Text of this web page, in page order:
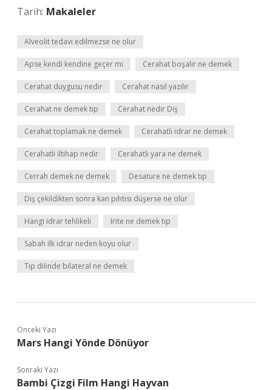
Tarih: Makaleler
Alveolit tedavi edilmezse ne olur
Apse kendi kendine geçer mi Cerahat boşalır ne demek
Cerahat duygusu nedir Cerahat nasıl yazılır
Cerahat ne demek tıp Cerahat nedir Diş
Cerahat toplamak ne demek Cerahatli idrar ne demek
Cerahatli iltihap nedir Cerahatli yara ne demek
Cerrah demek ne demek Desature ne demek tıp
Diş çekildikten sonra kan pıhtısı düşerse ne olur
Hangi idrar tehlikeli Irite ne demek tıp
Sabah ilk idrar neden koyu olur
Tıp dilinde bilateral ne demek
Önceki Yazı
Mars Hangi Yönde Dönüyor
Sonraki Yazı
Bambi Çizgi Film Hangi Hayvan